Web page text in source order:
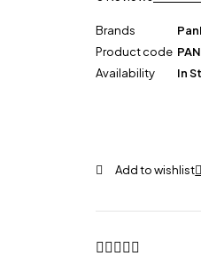
Brands
Product code
Availability
In